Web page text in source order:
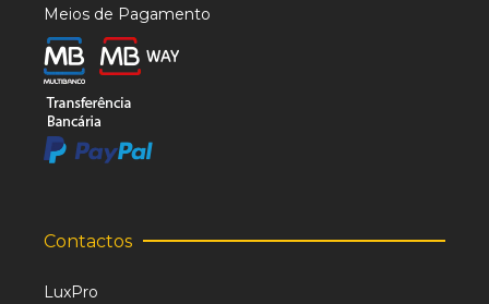
Meios de Pagamento
Contactos
LuxPro